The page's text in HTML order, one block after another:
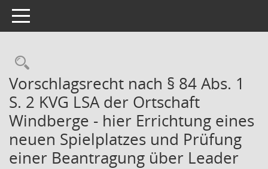
Toggle navigation
Rechercheauswahl
Vorschlagsrecht nach § 84 Abs. 1
S. 2 KVG LSA der Ortschaft
Windberge - hier Errichtung eines
neuen Spielplatzes und Prüfung
einer Beantragung über Leader